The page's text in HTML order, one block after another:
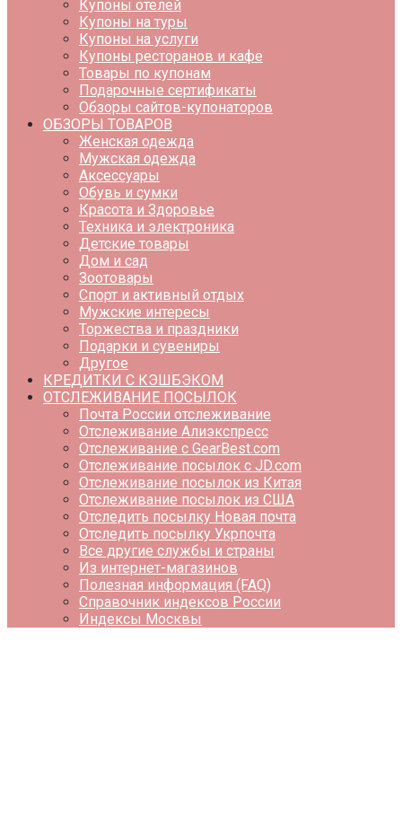
Купоны отелей
Купоны на туры
Купоны на услуги
Купоны ресторанов и кафе
Товары по купонам
Подарочные сертификаты
Обзоры сайтов-купонаторов
ОБЗОРЫ ТОВАРОВ
Женская одежда
Мужская одежда
Аксессуары
Обувь и сумки
Красота и Здоровье
Техника и электроника
Детские товары
Дом и сад
Зоотовары
Спорт и активный отдых
Мужские интересы
Торжества и праздники
Подарки и сувениры
Другое
КРЕДИТКИ С КЭШБЭКОМ
ОТСЛЕЖИВАНИЕ ПОСЫЛОК
Почта России отслеживание
Отслеживание Алиэкспресс
Отслеживание с GearBest.com
Отслеживание посылок с JD.com
Отслеживание посылок из Китая
Отслеживание посылок из США
Отследить посылку Новая почта
Отследить посылку Укрпочта
Все другие службы и страны
Из интернет-магазинов
Полезная информация (FAQ)
Справочник индексов России
Индексы Москвы